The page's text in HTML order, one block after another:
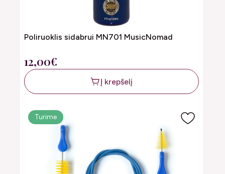
Poliruoklis sidabrui MN701 MusicNomad
12,00€
Į krepšelį
Turime